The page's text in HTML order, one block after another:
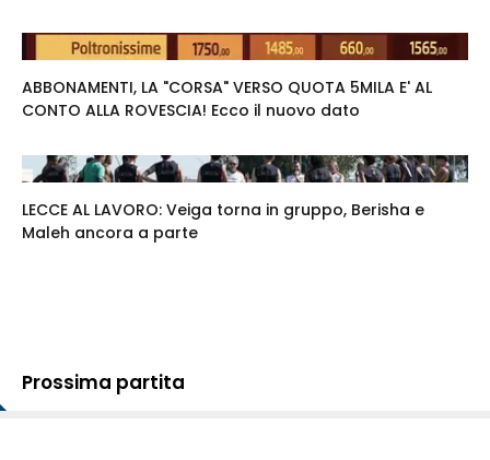
ABBONAMENTI, LA "CORSA" VERSO QUOTA 5MILA E' AL
CONTO ALLA ROVESCIA! Ecco il nuovo dato
LECCE AL LAVORO: Veiga torna in gruppo, Berisha e
Maleh ancora a parte
Prossima partita